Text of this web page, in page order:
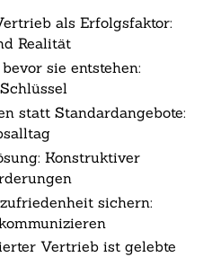
als Erfolgsfaktor:
Realität
sie entstehen:
statt Standardangebote:
Konstruktiver
sichern:
Vertrieb ist gelebte